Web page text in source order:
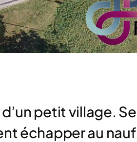
petit village.
échapper au